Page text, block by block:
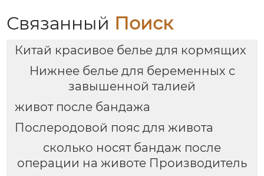
послеродовой
бюстгальтер грудного
специальный
Связанный Поиск
Китай красивое белье для кормящих
Нижнее белье для беременных с
завышенной талией
живот после бандажа
Послеродовой пояс для живота
сколько носят бандаж после
операции на животе Производитель